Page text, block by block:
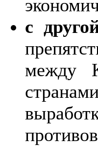
с
между